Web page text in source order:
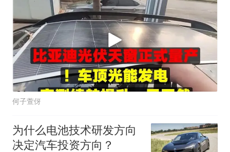
何子萱伢
为什么电池技术研发方向
决定汽车投资方向？